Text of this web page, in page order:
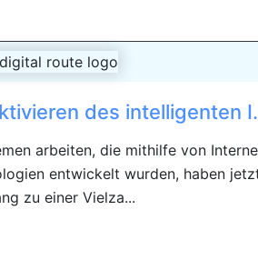
des intelligenten
arbeiten, die mithilfe von
entwickelt wurden, haben
zu einer Vielza...